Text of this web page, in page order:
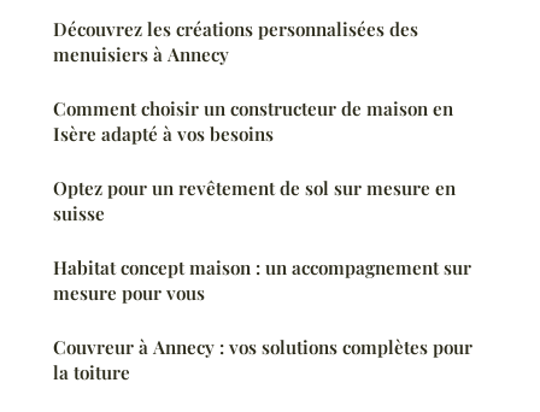
Découvrez les créations personnalisées des
menuisiers à Annecy
Comment choisir un constructeur de maison en
Isère adapté à vos besoins
Optez pour un revêtement de sol sur mesure en
suisse
Habitat concept maison : un accompagnement sur
mesure pour vous
Couvreur à Annecy : vos solutions complètes pour
la toiture